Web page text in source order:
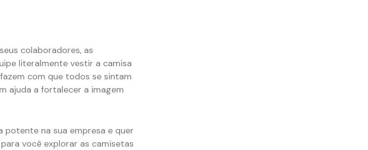
colaboradores, as
literalmente vestir a camisa
com que todos se sintam
ajuda a fortalecer a imagem
potente na sua empresa e quer
você explorar as camisetas